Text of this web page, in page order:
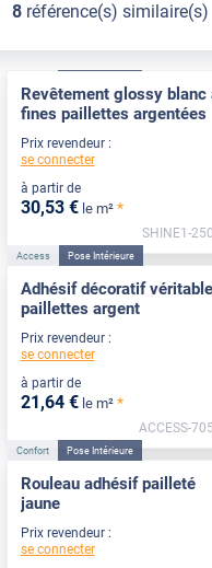
8référence(s) similaire(s)
Revêtement glossy blanc
fines paillettes argentées
Prix revendeur :
se connecter
à partir de
30,53 € le m² *
SHINE1-
Access Pose Intérieure
Adhésif décoratif
paillettes argent
Prix revendeur :
se connecter
à partir de
21,64 € le m² *
ACCESS-
Confort Pose Intérieure
Rouleau adhésif pailleté
jaune
Prix revendeur :
se connecter